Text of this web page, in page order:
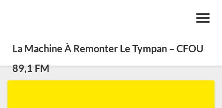
Toggle
La Machine À Remonter Le Tympan – CFOU
89,1 FM